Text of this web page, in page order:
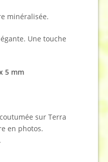
minéralisée.
Une touche
5 mm
sur Terra
en photos.